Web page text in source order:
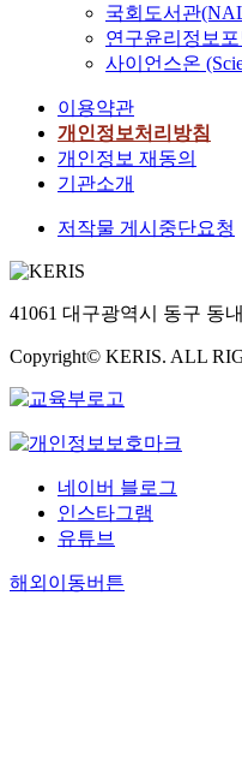
국회도서관
연구윤리정보
사이언스온
이용약관
개인정보처리방침
개인정보 재동의
기관소개
저작물 게시중단요청
41061 대구광역시 동구 동
Copyright© KERIS. ALL
네이버 블로그
인스타그램
유튜브
해외이동버튼